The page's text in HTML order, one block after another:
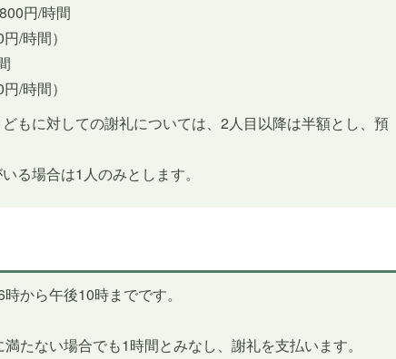
円/時間
/時間）
/時間）
もに対しての謝礼については、2人目以降は半額とし、預
る場合は1人のみとします。
から午後10時までです。
たない場合でも1時間とみなし、謝礼を支払います。